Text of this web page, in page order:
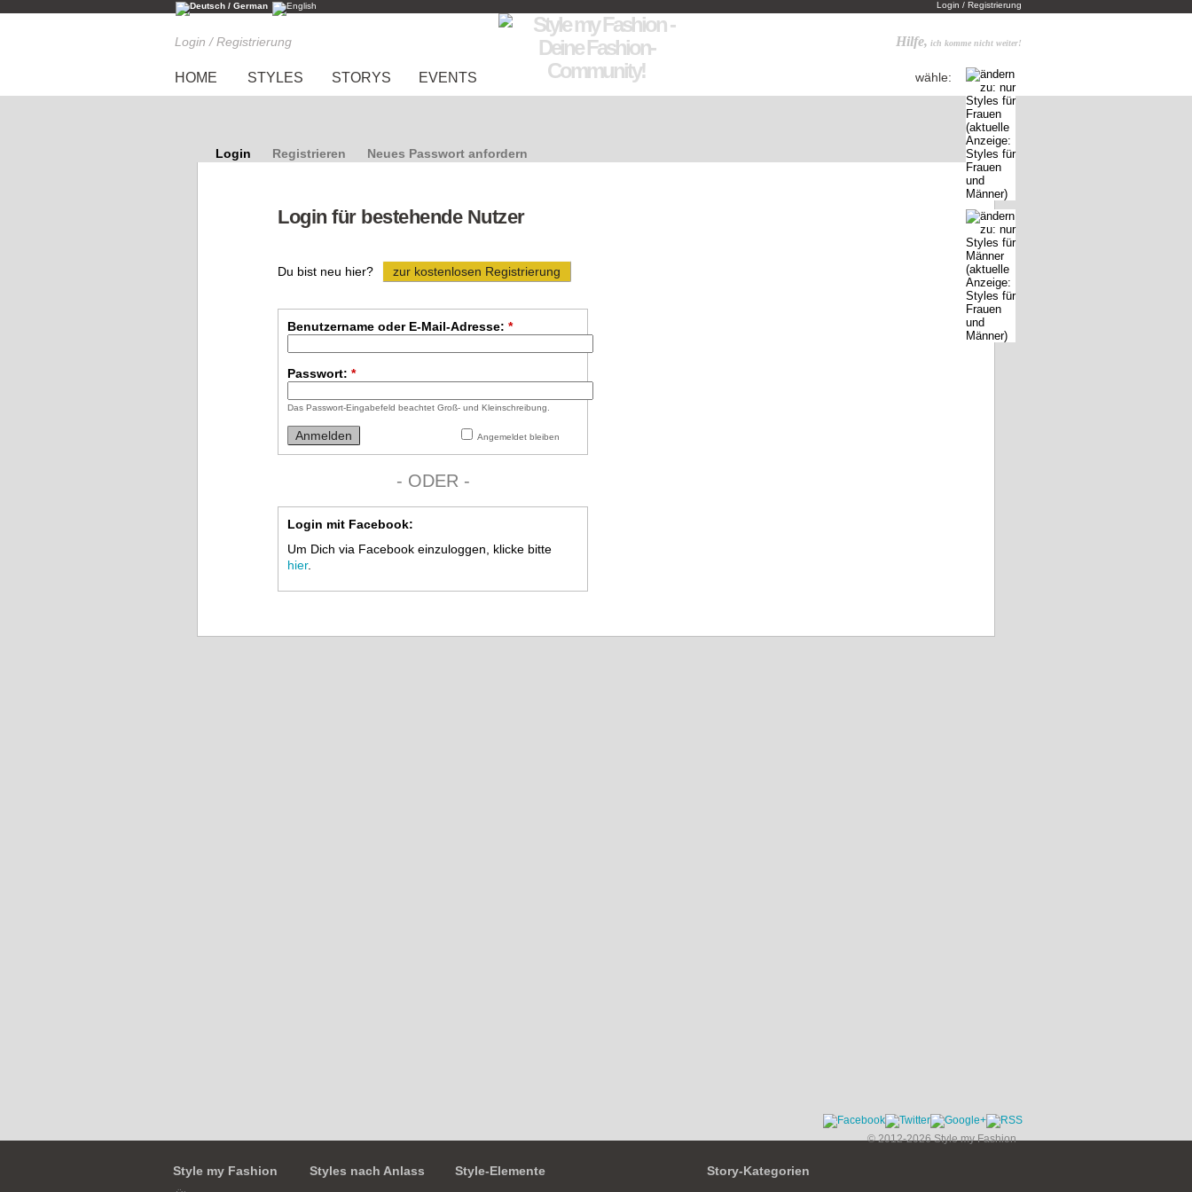
Login / Registrierung
Hilfe, ich komme nicht weiter!
Login / Registrierung
HOME STYLES STORYS EVENTS wähle:
Login Registrieren Neues Passwort anfordern
Login für bestehende Nutzer
Du bist neu hier? zur kostenlosen Registrierung
Benutzername oder E-Mail-Adresse: *
Passwort: *
Das Passwort-Eingabefeld beachtet Groß- und Kleinschreibung.
Angemeldet bleiben
- ODER -
Login mit Facebook:
Um Dich via Facebook einzuloggen, klicke bitte
hier.
© 2012-2026 Style my Fashion
Style my Fashion Styles nach Anlass Style-Elemente Story-Kategorien